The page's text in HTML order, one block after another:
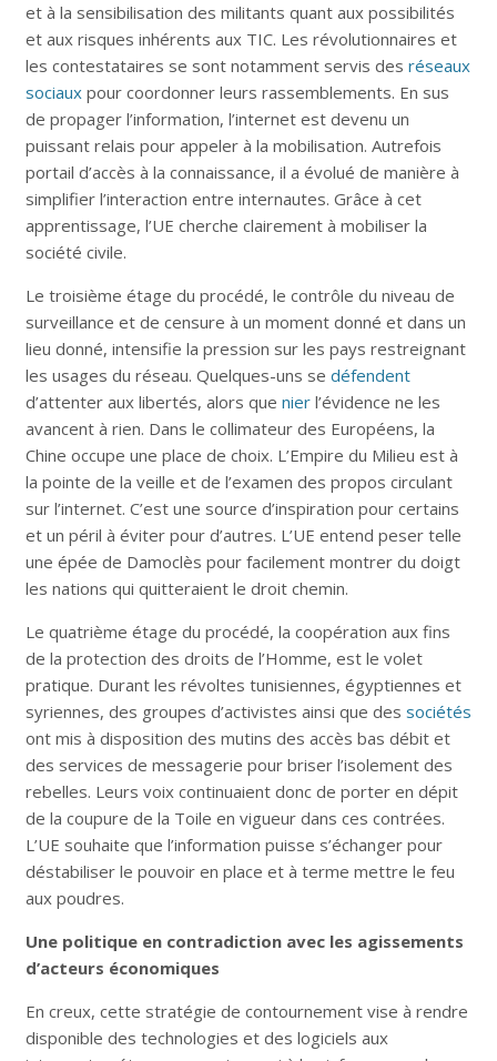
et à la sensibilisation des militants quant aux possibilités
et aux risques inhérents aux TIC. Les révolutionnaires et
les contestataires se sont notamment servis des réseaux
sociauxpour coordonner leurs rassemblements. En sus
de propager l’information, l’internet est devenu un
puissant relais pour appeler à la mobilisation. Autrefois
portail d’accès à la connaissance, il a évolué de manière à
simplifier l’interaction entre internautes. Grâce à cet
apprentissage, l’UE cherche clairement à mobiliser la
société civile.
Le troisième étage du procédé, le contrôle du niveau de
surveillance et de censure à un moment donné et dans un
lieu donné, intensifie la pression sur les pays restreignant
les usages du réseau. Quelques-uns se défendent
d’attenter aux libertés, alors que nierl’évidence ne les
avancent à rien. Dans le collimateur des Européens, la
Chine occupe une place de choix. L’Empire du Milieu est à
la pointe de la veille et de l’examen des propos circulant
sur l’internet. C’est une source d’inspiration pour certains
et un péril à éviter pour d’autres. L’UE entend peser telle
une épée de Damoclès pour facilement montrer du doigt
les nations qui quitteraient le droit chemin.
Le quatrième étage du procédé, la coopération aux fins
de la protection des droits de l’Homme, est le volet
pratique. Durant les révoltes tunisiennes, égyptiennes et
syriennes, des groupes d’activistes ainsi que des sociétés
ont mis à disposition des mutins des accès bas débit et
des services de messagerie pour briser l’isolement des
rebelles. Leurs voix continuaient donc de porter en dépit
de la coupure de la Toile en vigueur dans ces contrées.
L’UE souhaite que l’information puisse s’échanger pour
déstabiliser le pouvoir en place et à terme mettre le feu
aux poudres.
Une politique en contradiction avec les agissements
d’acteurs économiques
En creux, cette stratégie de contournement vise à rendre
disponible des technologies et des logiciels aux